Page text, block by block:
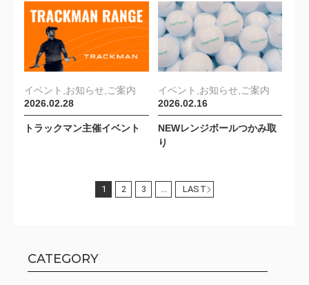
イベント,お知らせ,ご案内
2026.02.28
トラックマン主催イベント
イベント,お知らせ,ご案内
2026.02.16
NEWレンジボールつかみ取
り
1 2 3 LAST
CATEGORY